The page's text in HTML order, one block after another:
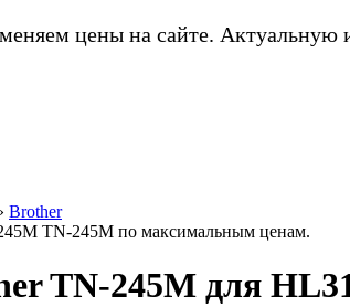
цены на сайте. Актуальную
Brother
TN-245M по максимальным ценам.
TN-245M для